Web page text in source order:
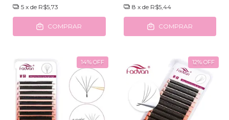
5 x de R$5,73
COMPRAR
8 x de R$5,44
COMPRAR
14% OFF 12% OFF